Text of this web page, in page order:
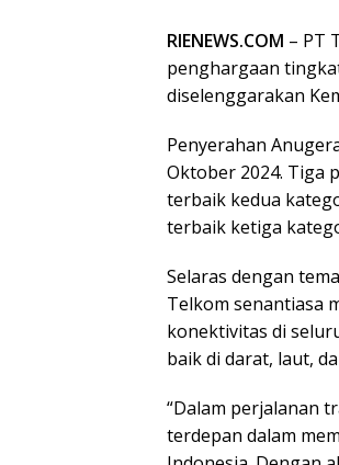
RIENEWS.COM – PT
penghargaan
diselenggarakan
Penyerahan
Oktober 2024. Tiga
terbaik kedua
terbaik ketiga
Selaras dengan
Telkom senantiasa
konektivitas di
baik di darat, laut,
“Dalam perjalanan
terdepan dalam